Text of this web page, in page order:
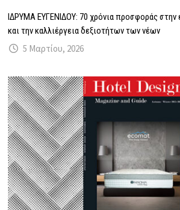
ΙΔΡΥΜΑ ΕΥΓΕΝΙΔΟΥ: 70 χρόνια προσφοράς στην
και την καλλιέργεια δεξιοτήτων των νέων
5 Μαρτίου, 2026